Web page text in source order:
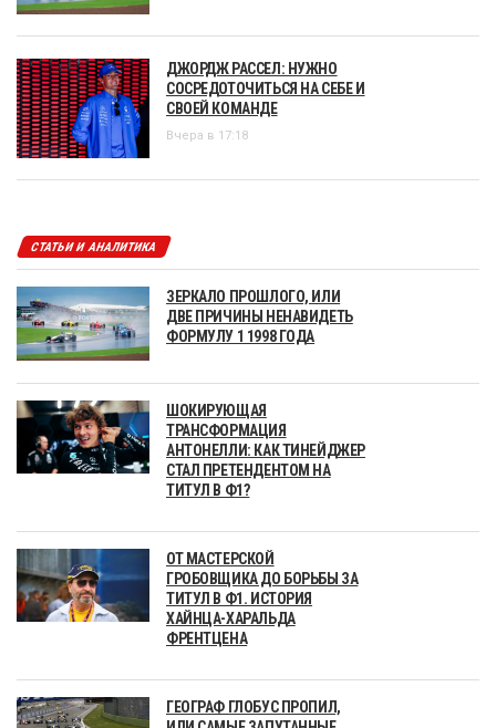
ДЖОРДЖ РАССЕЛ: НУЖНО
СОСРЕДОТОЧИТЬСЯ НА СЕБЕ И
СВОЕЙ КОМАНДЕ
Вчера в 17:18
СТАТЬИ И АНАЛИТИКА
ЗЕРКАЛО ПРОШЛОГО, ИЛИ
ДВЕ ПРИЧИНЫ НЕНАВИДЕТЬ
ФОРМУЛУ 1 1998 ГОДА
ШОКИРУЮЩАЯ
ТРАНСФОРМАЦИЯ
АНТОНЕЛЛИ: КАК ТИНЕЙДЖЕР
СТАЛ ПРЕТЕНДЕНТОМ НА
ТИТУЛ В Ф1?
ОТ МАСТЕРСКОЙ
ГРОБОВЩИКА ДО БОРЬБЫ ЗА
ТИТУЛ В Ф1. ИСТОРИЯ
ХАЙНЦА-ХАРАЛЬДА
ФРЕНТЦЕНА
ГЕОГРАФ ГЛОБУС ПРОПИЛ,